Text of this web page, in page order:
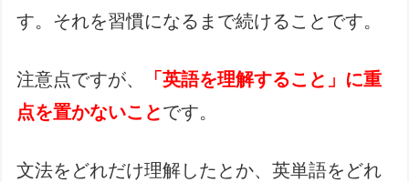
す。それを習慣になるまで続けることです。
注意点ですが、
「英語を理解すること」に重
点を置かないことです。
文法をどれだけ理解したとか、英単語をどれ